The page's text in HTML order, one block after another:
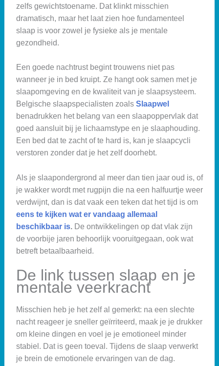
zelfs gewichtstoename. Dat klinkt misschien
dramatisch, maar het laat zien hoe fundamenteel
slaap is voor zowel je fysieke als je mentale
gezondheid.
Een goede nachtrust begint trouwens niet pas
wanneer je in bed kruipt. Ze hangt ook samen met je
slaapomgeving en de kwaliteit van je slaapsysteem.
Belgische slaapspecialisten zoals Slaapwel
benadrukken het belang van een slaapoppervlak dat
goed aansluit bij je lichaamstype en je slaaphouding.
Een bed dat te zacht of te hard is, kan je slaapcycli
verstoren zonder dat je het zelf doorhebt.
Als je slaapondergrond al meer dan tien jaar oud is, of
je wakker wordt met rugpijn die na een halfuurtje weer
verdwijnt, dan is dat vaak een teken dat het tijd is om
eens te kijken wat er vandaag allemaal
beschikbaar is.De ontwikkelingen op dat vlak zijn
de voorbije jaren behoorlijk vooruitgegaan, ook wat
betreft betaalbaarheid.
De link tussen slaap en je
mentale veerkracht
Misschien heb je het zelf al gemerkt: na een slechte
nacht reageer je sneller geïrriteerd, maak je je drukker
om kleine dingen en voel je je emotioneel minder
stabiel. Dat is geen toeval. Tijdens de slaap verwerkt
je brein de emotionele ervaringen van de dag.